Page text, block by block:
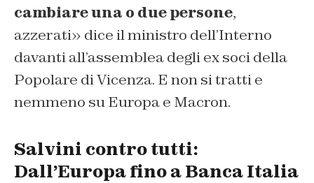
cambiare una o due persone,
azzerati» dice il ministro dell’Interno
davanti all’assemblea degli ex soci della
Popolare di Vicenza. E non si tratti e
nemmeno su Europa e Macron.
Salvini contro tutti:
Dall’Europa fino a Banca Italia